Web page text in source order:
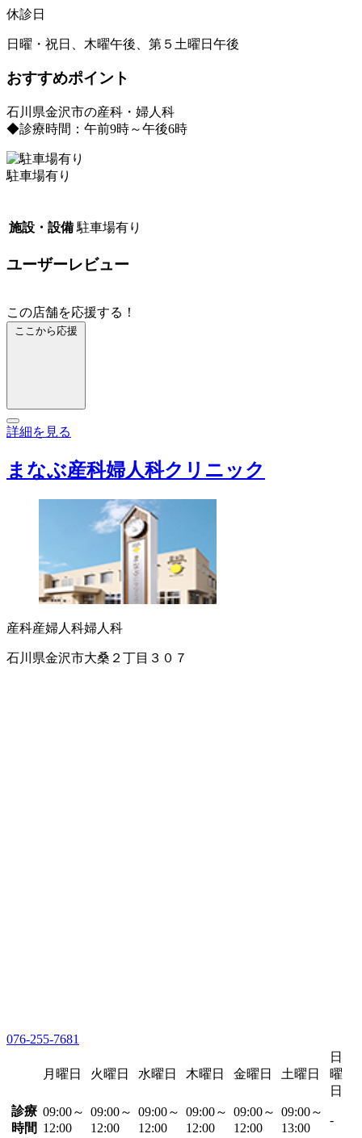
休診日
日曜・祝日、木曜午後、第５土曜日午後
おすすめポイント
石川県金沢市の産科・婦人科
◆診療時間：午前9時～午後6時
駐車場有り
施設・設備 駐車場有り
ユーザーレビュー
この店舗を応援する！
ここから応援
詳細を見る
まなぶ産科婦人科クリニック
産科産婦人科婦人科
石川県金沢市大桑２丁目３０７
076-255-7681
月曜日 火曜日 水曜日 木曜日 金曜日 土曜日
日
曜
日
診療
時間
09:00～
12:00
09:00～
12:00
09:00～
12:00
09:00～
12:00
09:00～
12:00
09:00～
13:00
-